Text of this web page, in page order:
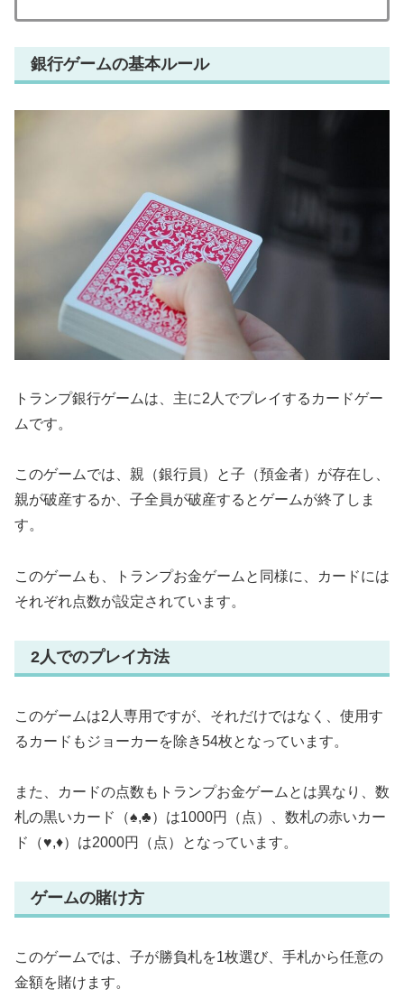
銀行ゲームの基本ルール
トランプ銀行ゲームは、主に2人でプレイするカードゲー
ムです。
このゲームでは、親（銀行員）と子（預金者）が存在し、
親が破産するか、子全員が破産するとゲームが終了しま
す。
このゲームも、トランプお金ゲームと同様に、カードには
それぞれ点数が設定されています。
2人でのプレイ方法
このゲームは2人専用ですが、それだけではなく、使用す
るカードもジョーカーを除き54枚となっています。
また、カードの点数もトランプお金ゲームとは異なり、数
札の黒いカード（♠,♣）は1000円（点）、数札の赤いカー
ド（♥,♦）は2000円（点）となっています。
ゲームの賭け方
このゲームでは、子が勝負札を1枚選び、手札から任意の
金額を賭けます。